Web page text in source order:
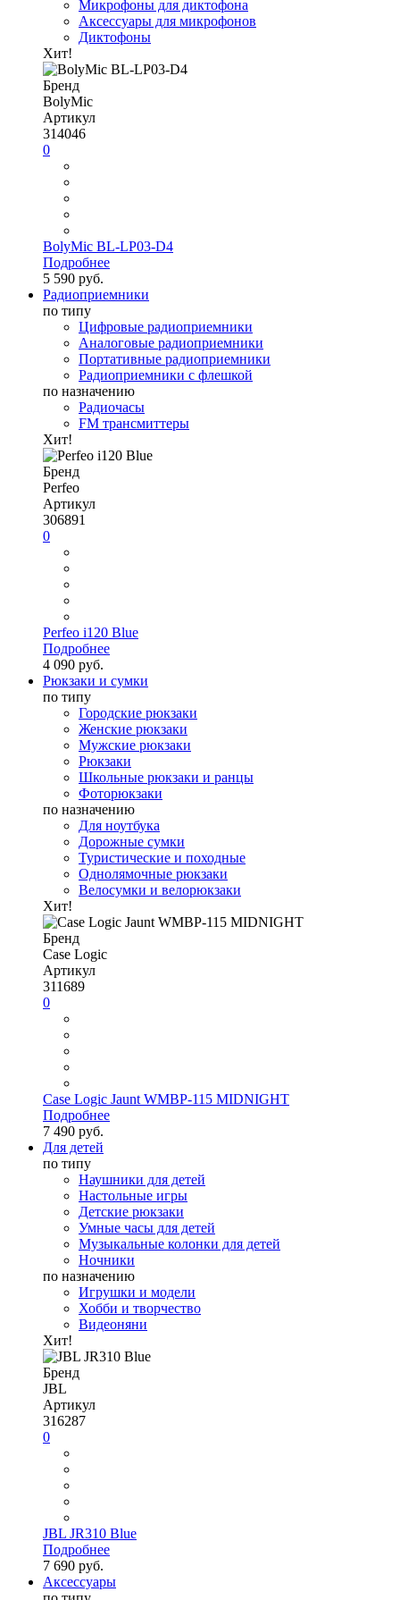
Микрофоны для диктофона
Аксессуары для микрофонов
Диктофоны
Хит!
Бренд
BolyMic
Артикул
314046
0
BolyMic BL-LP03-D4
Подробнее
5 590 руб.
Радиоприемники
по типу
Цифровые радиоприемники
Аналоговые радиоприемники
Портативные радиоприемники
Радиоприемники с флешкой
по назначению
Радиочасы
FM трансмиттеры
Хит!
Бренд
Perfeo
Артикул
306891
0
Perfeo i120 Blue
Подробнее
4 090 руб.
Рюкзаки и сумки
по типу
Городские рюкзаки
Женские рюкзаки
Мужские рюкзаки
Рюкзаки
Школьные рюкзаки и ранцы
Фоторюкзаки
по назначению
Для ноутбука
Дорожные сумки
Туристические и походные
Однолямочные рюкзаки
Велосумки и велорюкзаки
Хит!
Бренд
Case Logic
Артикул
311689
0
Case Logic Jaunt WMBP-115 MIDNIGHT
Подробнее
7 490 руб.
Для детей
по типу
Наушники для детей
Настольные игры
Детские рюкзаки
Умные часы для детей
Музыкальные колонки для детей
Ночники
по назначению
Игрушки и модели
Хобби и творчество
Видеоняни
Хит!
Бренд
JBL
Артикул
316287
0
JBL JR310 Blue
Подробнее
7 690 руб.
Аксессуары